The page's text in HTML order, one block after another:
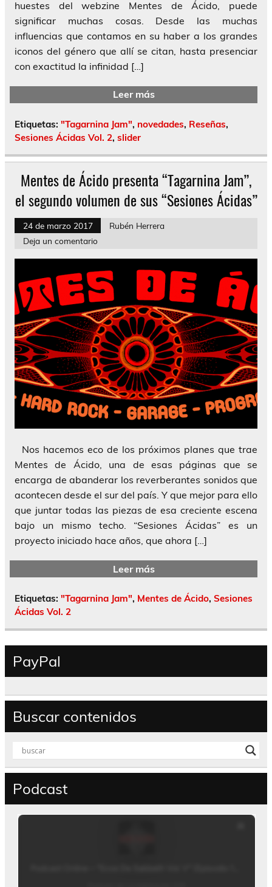
huestes del webzine Mentes de Ácido, puede
significar muchas cosas. Desde las muchas
influencias que contamos en su haber a los grandes
iconos del género que allí se citan, hasta presenciar
con exactitud la infinidad […]
Leer más
Etiquetas: "Tagarnina Jam", novedades, Reseñas,
Sesiones Ácidas Vol. 2, slider
Mentes de Ácido presenta “Tagarnina Jam”,
el segundo volumen de sus “Sesiones Ácidas”
24 de marzo 2017
Rubén Herrera
Deja un comentario
Nos hacemos eco de los próximos planes que trae
Mentes de Ácido, una de esas páginas que se
encarga de abanderar los reverberantes sonidos que
acontecen desde el sur del país. Y que mejor para ello
que juntar todas las piezas de esa creciente escena
bajo un mismo techo. “Sesiones Ácidas” es un
proyecto iniciado hace años, que ahora […]
Leer más
Etiquetas: "Tagarnina Jam", Mentes de Ácido, Sesiones
Ácidas Vol. 2
PayPal
Buscar contenidos
Podcast